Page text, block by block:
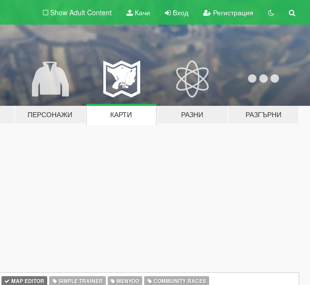
Show Adult Content Качи Вход Регистрация
ПЕРСОНАЖИ КАРТИ РАЗНИ РАЗГЪРНИ
MAP EDITOR SIMPLE TRAINER MENYOO COMMUNITY RACES